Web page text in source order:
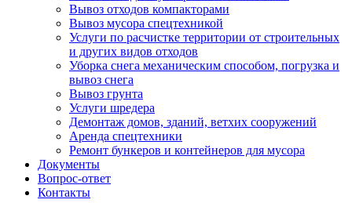
Вывоз отходов компакторами
Вывоз мусора спецтехникой
Услуги по расчистке территории от строительных
и других видов отходов
Уборка снега механическим способом, погрузка и
вывоз снега
Вывоз грунта
Услуги шредера
Демонтаж домов, зданий, ветхих сооружений
Аренда спецтехники
Ремонт бункеров и контейнеров для мусора
Документы
Вопрос-ответ
Контакты